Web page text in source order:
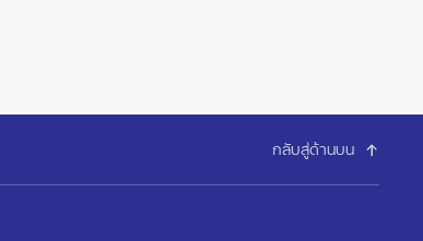
กลับสู่ด้านบน